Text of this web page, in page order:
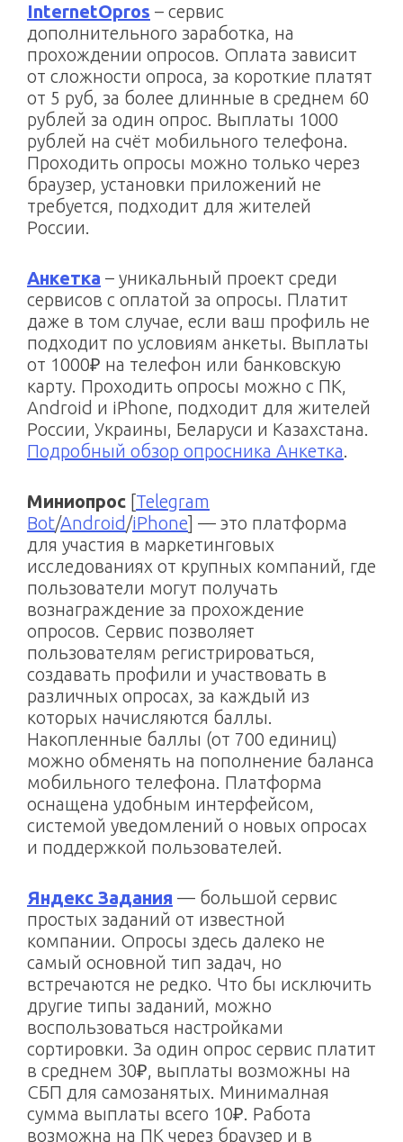
InternetOpros – сервис
дополнительного заработка, на
прохождении опросов. Оплата зависит
от сложности опроса, за короткие платят
от 5 руб, за более длинные в среднем 60
рублей за один опрос. Выплаты 1000
рублей на счёт мобильного телефона.
Проходить опросы можно только через
браузер, установки приложений не
требуется, подходит для жителей
России.
Анкетка – уникальный проект среди
сервисов с оплатой за опросы. Платит
даже в том случае, если ваш профиль не
подходит по условиям анкеты. Выплаты
от 1000₽ на телефон или банковскую
карту. Проходить опросы можно с ПК,
Android и iPhone, подходит для жителей
России, Украины, Беларуси и Казахстана.
Подробный обзор опросника Анкетка.
Миниопрос [Telegram
Bot/Android/iPhone] — это платформа
для участия в маркетинговых
исследованиях от крупных компаний, где
пользователи могут получать
вознаграждение за прохождение
опросов. Сервис позволяет
пользователям регистрироваться,
создавать профили и участвовать в
различных опросах, за каждый из
которых начисляются баллы.
Накопленные баллы (от 700 единиц)
можно обменять на пополнение баланса
мобильного телефона. Платформа
оснащена удобным интерфейсом,
системой уведомлений о новых опросах
и поддержкой пользователей.
Яндекс Задания — большой сервис
простых заданий от известной
компании. Опросы здесь далеко не
самый основной тип задач, но
встречаются не редко. Что бы исключить
другие типы заданий, можно
воспользоваться настройками
сортировки. За один опрос сервис платит
в среднем 30₽, выплаты возможны на
СБП для самозанятых. Минималная
сумма выплаты всего 10₽. Работа
возможна на ПК через браузер и в